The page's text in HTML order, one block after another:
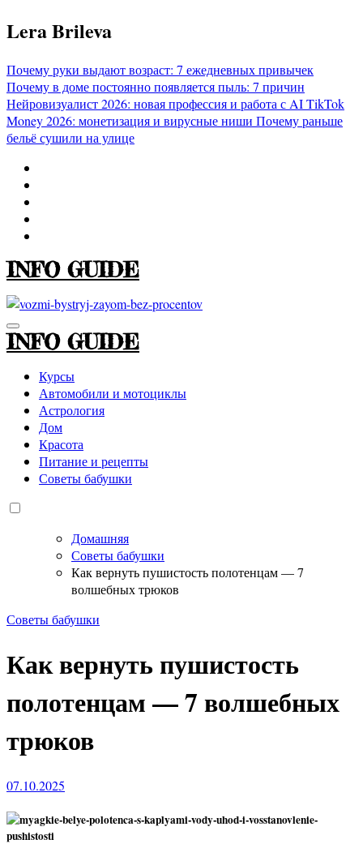
Перейти
к
Lera Brileva
Почему руки выдают возраст: 7 ежедневных привычек
Почему в доме постоянно появляется пыль: 7 причин
Нейровизуалист 2026: новая профессия и работа с AITikTok
Money 2026: монетизация и вирусные ниши Почему раньше
бельё сушили на улице
INFO GUIDE
INFO GUIDE
Курсы
Автомобили и мотоциклы
Астрология
Дом
Красота
Питание и рецепты
Советы бабушки
Домашняя
Советы бабушки
Как вернуть пушистость полотенцам — 7
волшебных трюков
Советы бабушки
Как вернуть пушистость
полотенцам — 7 волшебных
трюков
07.10.2025